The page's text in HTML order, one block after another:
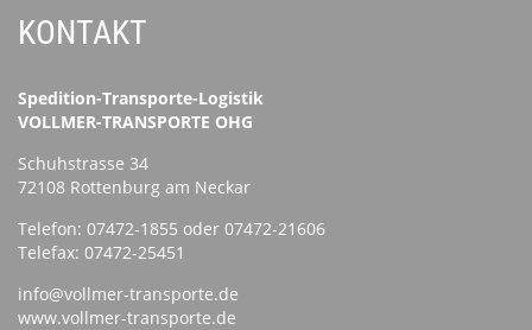
KONTAKT
Spedition-Transporte-Logistik
VOLLMER-TRANSPORTE OHG
Schuhstrasse 34
72108 Rottenburg am Neckar
Telefon: 07472-1855 oder 07472-21606
Telefax: 07472-25451
info@vollmer-transporte.de
www.vollmer-transporte.de